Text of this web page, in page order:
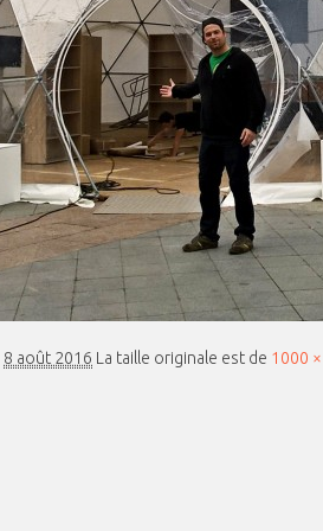
8 août 2016 La taille originale est de 1000